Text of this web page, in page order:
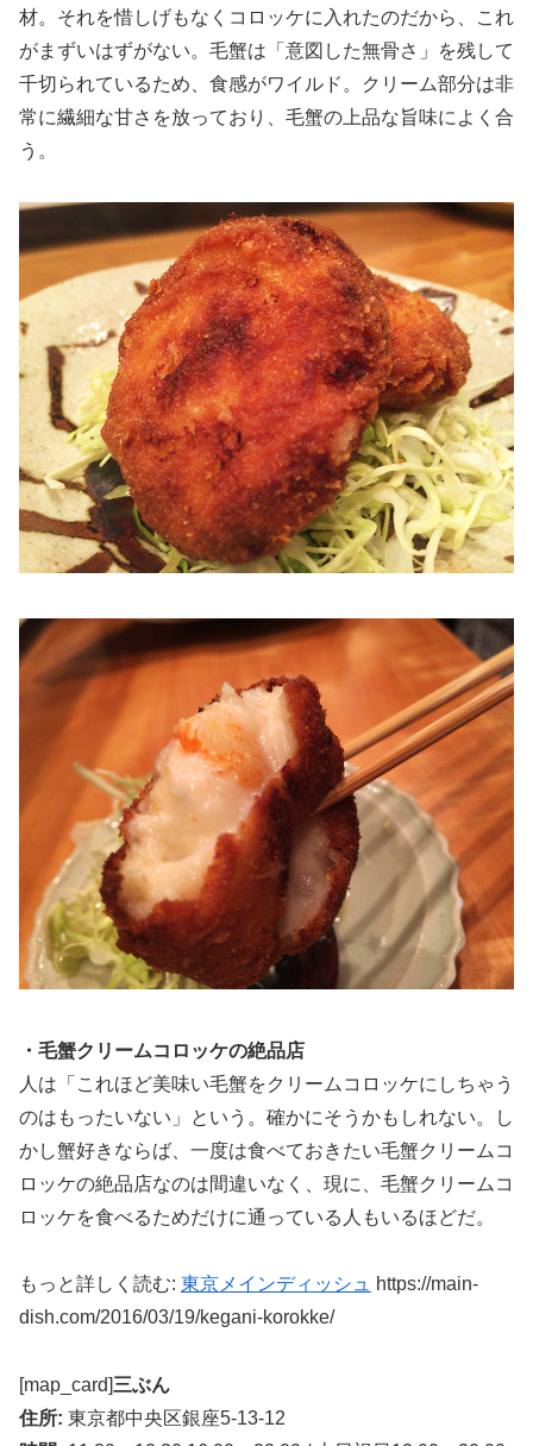
材。それを惜しげもなくコロッケに入れたのだから、これ
がまずいはずがない。毛蟹は「意図した無骨さ」を残して
千切られているため、食感がワイルド。クリーム部分は非
常に繊細な甘さを放っており、毛蟹の上品な旨味によく合
う。
・毛蟹クリームコロッケの絶品店
人は「これほど美味い毛蟹をクリームコロッケにしちゃう
のはもったいない」という。確かにそうかもしれない。し
かし蟹好きならば、一度は食べておきたい毛蟹クリームコ
ロッケの絶品店なのは間違いなく、現に、毛蟹クリームコ
ロッケを食べるためだけに通っている人もいるほどだ。
もっと詳しく読む: 東京メインディッシュ https://main-
dish.com/2016/03/19/kegani-korokke/
[map_card]三ぶん
住所: 東京都中央区銀座5-13-12